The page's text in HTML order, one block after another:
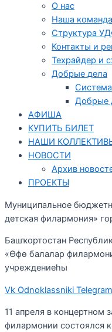
О нас
Наша команда
Структура
Контакты и
Техрайдер и
Добрые дела
Добрые
АФИША
КУПИТЬ БИЛЕТ
НАШИ
НОВОСТИ
Архив
ПРОЕКТЫ
Муниципальное
детская филармония»
Башҡортостан
«Өфө балалар
учреждениеһы
Vk Odnoklassniki Telegram
11 апреля в концертном
филармонии состоялся